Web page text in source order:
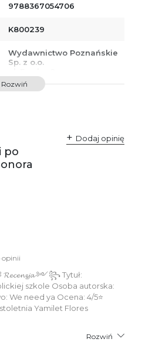
9788367054706
K800239
Wydawnictwo Poznańskie
Sp. z o.o.
61-701 Poznań
Polska
Rozwiń
po
Dodaj opinię
opinii
༻꧂ Tytuł:
szkole Osoba autorska:
We need ya Ocena: 4/5⭐
Yamilet Flores
Rozwiń